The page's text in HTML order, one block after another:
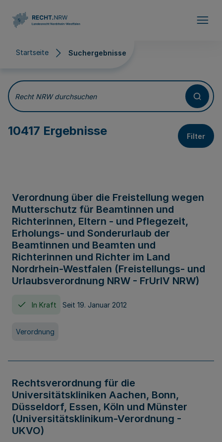
Startseite Suchergebnisse
Suchergebnisse
Recht NRW durchsuchen
10417 Ergebnisse Filter
Verordnung über die Freistellung wegen
Mutterschutz für Beamtinnen und
Richterinnen, Eltern - und Pflegezeit,
Erholungs- und Sonderurlaub der
Beamtinnen und Beamten und
Richterinnen und Richter im Land
Nordrhein-Westfalen (Freistellungs- und
Urlaubsverordnung NRW - FrUrlV NRW)
In Kraft Seit 19. Januar 2012
Verordnung
Rechtsverordnung für die
Universitätskliniken Aachen, Bonn,
Düsseldorf, Essen, Köln und Münster
(Universitätsklinikum-Verordnung -
UKVO)